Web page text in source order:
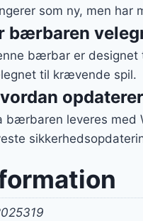
som ny, men har
bærbaren
bærbar er designet
til krævende spil.
bærbaren leveres med